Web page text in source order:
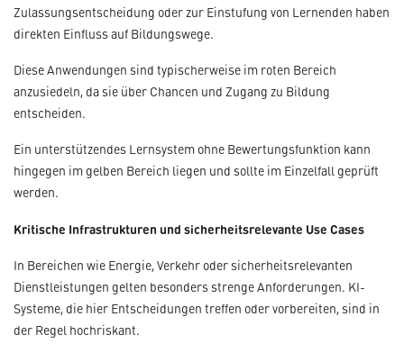
Zulassungsentscheidung oder zur Einstufung von Lernenden haben
direkten Einfluss auf Bildungswege.
Diese Anwendungen sind typischerweise im roten Bereich
anzusiedeln, da sie über Chancen und Zugang zu Bildung
entscheiden.
Ein unterstützendes Lernsystem ohne Bewertungsfunktion kann
hingegen im gelben Bereich liegen und sollte im Einzelfall geprüft
werden.
Kritische Infrastrukturen und sicherheitsrelevante Use Cases
In Bereichen wie Energie, Verkehr oder sicherheitsrelevanten
Dienstleistungen gelten besonders strenge Anforderungen. KI-
Systeme, die hier Entscheidungen treffen oder vorbereiten, sind in
der Regel hochriskant.